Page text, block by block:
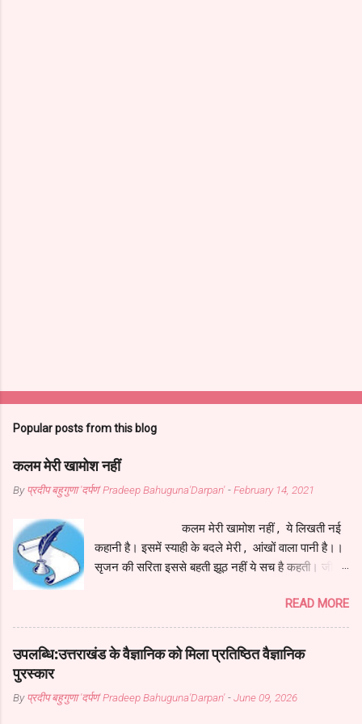
Popular posts from this blog
कलम मेरी खामोश नहीं
Byप्रदीप बहुगुणा 'दर्पण' Pradeep Bahuguna'Darpan' -February 14, 2021
कलम मेरी खामोश नहीं , ये लिखती नई
कहानी है। इसमें स्याही के बदले मेरी , आंखों वाला पानी है।।
सृजन की सरिता इससे बहती झूठ नहीं ये सच है कहती। जीवन
सहचरी , मेरी सहेली , मेरे दिल की रानी है। इसमें स्याही के
बदले मेरी , आंखों वाला पानी है।। इसने जीना मुझे सिखाया ,
सच से परिचय मेरा कराया। जीवन की सच्चाई लिखाकर , मुझे
कवि इसने ही बनाया।। मेरे आपके अनुभवों की , ये तस्वीर
कलम कवि का है हथियार , इसका है सब पर अधिकार। जीवन
READ MORE
उपलब्धि:उत्तराखंड के वैज्ञानिक को मिला प्रतिष्ठित वैज्ञानिक
पुरस्कार
Byप्रदीप बहुगुणा 'दर्पण' Pradeep Bahuguna'Darpan' -June 09, 2026